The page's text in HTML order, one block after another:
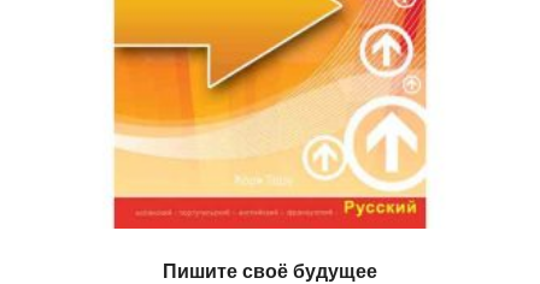
В КОРЗИНУ
Пишите своё будущее